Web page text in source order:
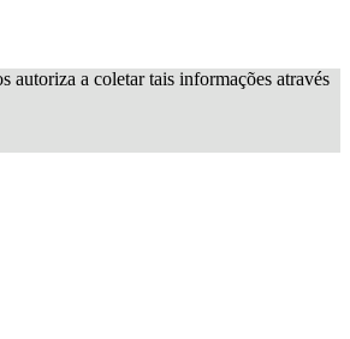
autoriza a coletar tais informações através